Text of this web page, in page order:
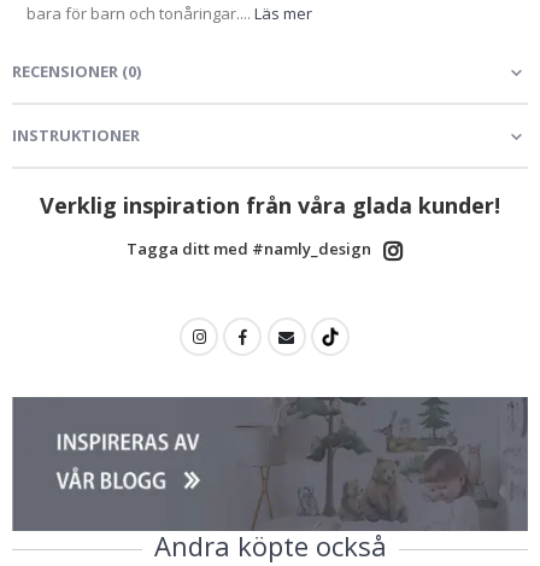
bara för barn och tonåringar.... Läs mer
RECENSIONER (0)
INSTRUKTIONER
Verklig inspiration från våra glada kunder!
Tagga ditt med #namly_design
Andra köpte också